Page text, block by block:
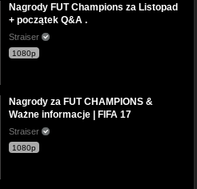
Nagrody FUT Champions za Listopad
+ początek Q&A .
Straiser
1080p
Nagrody za FUT CHAMPIONS &
Ważne informacje | FIFA 17
Straiser
1080p